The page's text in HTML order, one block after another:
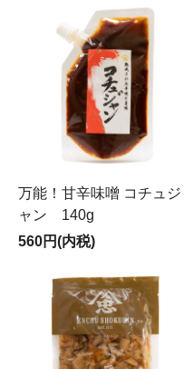
万能！甘辛味噌 コチュジ
ャン 140g
560円(内税)